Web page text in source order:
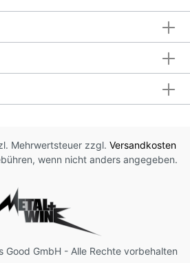
Mehrwertsteuer zzgl. Versandkosten
wenn nicht anders angegeben.
GmbH - Alle Rechte vorbehalten